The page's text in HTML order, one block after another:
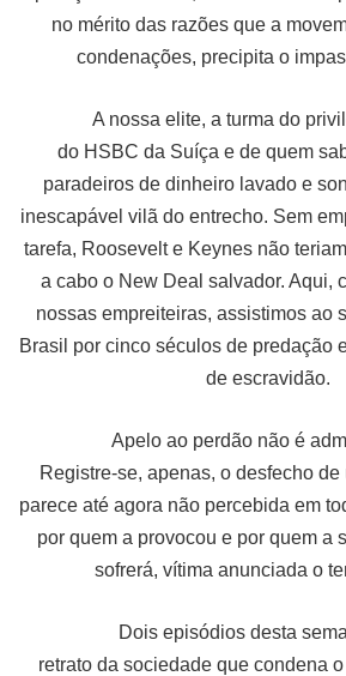
no mérito das razões que a
condenações, precipita o
A nossa elite, a turma do
do HSBC da Suíça e de quem
paradeiros de dinheiro lavado e
inescapável vilã do entrecho. Sem
tarefa, Roosevelt e Keynes não
a cabo o New Deal salvador. Aqui,
nossas empreiteiras, assistimos ao
Brasil por cinco séculos de predação
de escravidão.
Apelo ao perdão não é
Registre-se, apenas, o desfecho
parece até agora não percebida em
por quem a provocou e por quem a
sofrerá, vítima anunciada o
Dois episódios desta
retrato da sociedade que condena